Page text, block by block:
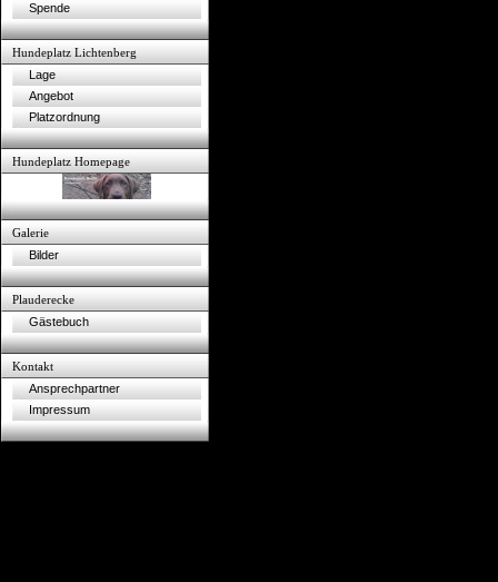
Spende
Hundeplatz Lichtenberg
Lage
Angebot
Platzordnung
Hundeplatz Homepage
Galerie
Bilder
Plauderecke
Gästebuch
Kontakt
Ansprechpartner
Impressum